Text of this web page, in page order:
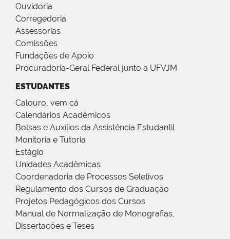
Ouvidoria
Corregedoria
Assessorias
Comissões
Fundações de Apoio
Procuradoria-Geral Federal junto a UFVJM
ESTUDANTES
Calouro, vem cá
Calendários Acadêmicos
Bolsas e Auxílios da Assistência Estudantil
Monitoria e Tutoria
Estágio
Unidades Acadêmicas
Coordenadoria de Processos Seletivos
Regulamento dos Cursos de Graduação
Projetos Pedagógicos dos Cursos
Manual de Normalização de Monografias,
Dissertações e Teses